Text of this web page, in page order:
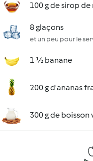
100 g de sirop de
8 glaçons
et un peu pour le
1 ½ banane
200 g d'ananas
300 g de boisson